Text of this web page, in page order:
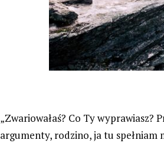
„Zwariowałaś? Co Ty wyprawiasz?
argumenty, rodzino, ja tu spełniam